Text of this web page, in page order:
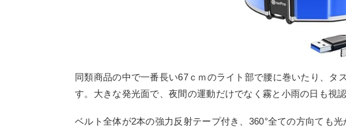
同類商品の中で一番長い67ｃｍのライト部で腰に巻いたり、タ
す。大きな発光面で、夜間の運動だけでなく霧と小雨の日も視
ベルト全体が2本の強力反射テープ付き、360°全ての方向ても